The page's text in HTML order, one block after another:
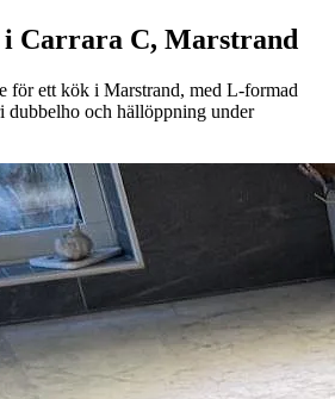
i Carrara C, Marstrand
för ett kök i Marstrand, med L-formad
dubbelho och hällöppning under